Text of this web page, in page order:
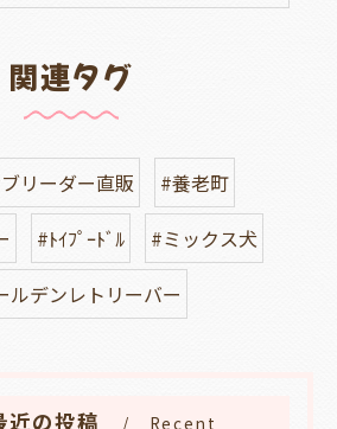
関連タグ
リーダー直販
#養老町
#ﾄｲﾌﾟｰﾄﾞﾙ
#ミックス犬
ルデンレトリーバー
近の投稿
Recent